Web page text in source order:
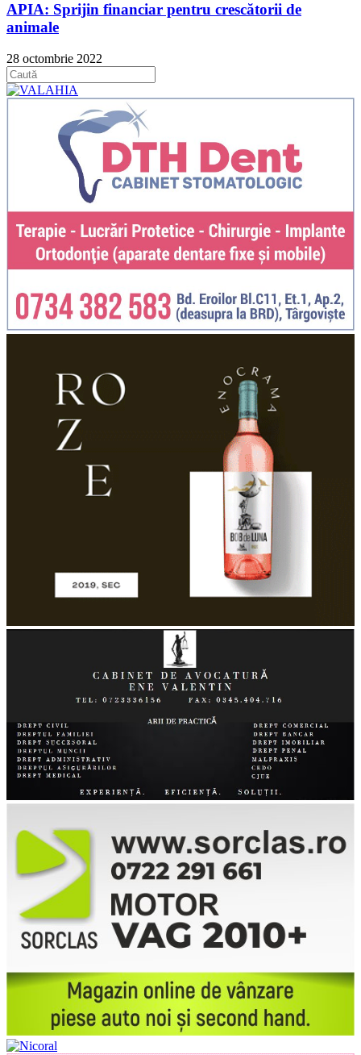
APIA: Sprijin financiar pentru crescătorii de
animale
28 octombrie 2022